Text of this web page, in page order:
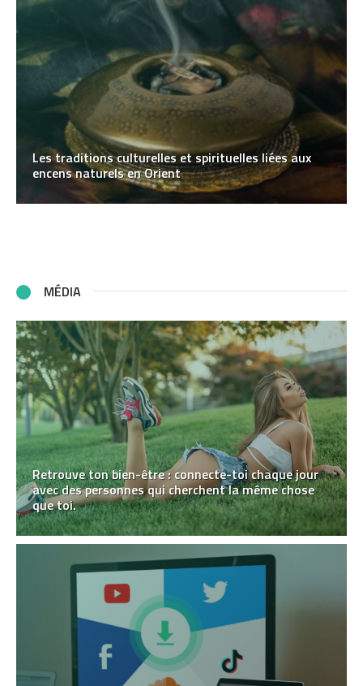
Les traditions culturelles et spirituelles liées aux
encens naturels en Orient
MÉDIA
Retrouve ton bien-être : connecte-toi chaque jour
avec des personnes qui cherchent la même chose
que toi.